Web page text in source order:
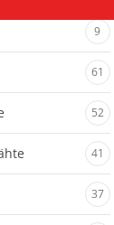
9
61
52
41
37